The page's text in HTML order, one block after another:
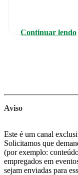
Continuar lendo
Aviso
Este é um canal
Solicitamos que
(por exemplo:
empregados em
sejam enviadas para